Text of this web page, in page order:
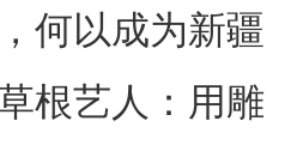
安家？
何以成为新疆
根艺人：用雕